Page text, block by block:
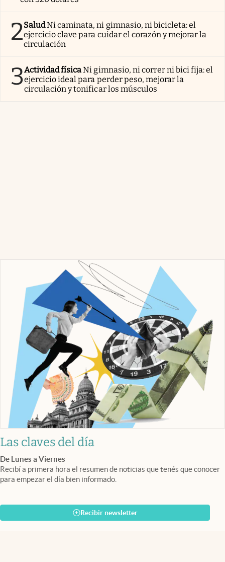
2SaludNi caminata, ni gimnasio, ni bicicleta: el
ejercicio clave para cuidar el corazón y mejorar la
circulación
3Actividad físicaNi gimnasio, ni correr ni bici fija: el
ejercicio ideal para perder peso, mejorar la
circulación y tonificar los músculos
Las claves del día
De Lunes a Viernes
Recibí a primera hora el resumen de noticias que tenés que conocer
para empezar el día bien informado.
Recibir newsletter